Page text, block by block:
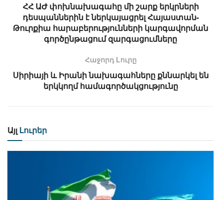
ՀՀ ԱԺ փոխնախագահը մի շարք երկրների
դեսպաններին է ներկայացրել Հայաստան-
Թուրքիա հարաբերությունների կարգավորման
գործընթացում զարգացումները
Հաջորդ Lուրը
Սիրիայի և Իրանի նախագահները քննարկել են
երկկողմ համագործակցությունը
Այլ Լուրեր